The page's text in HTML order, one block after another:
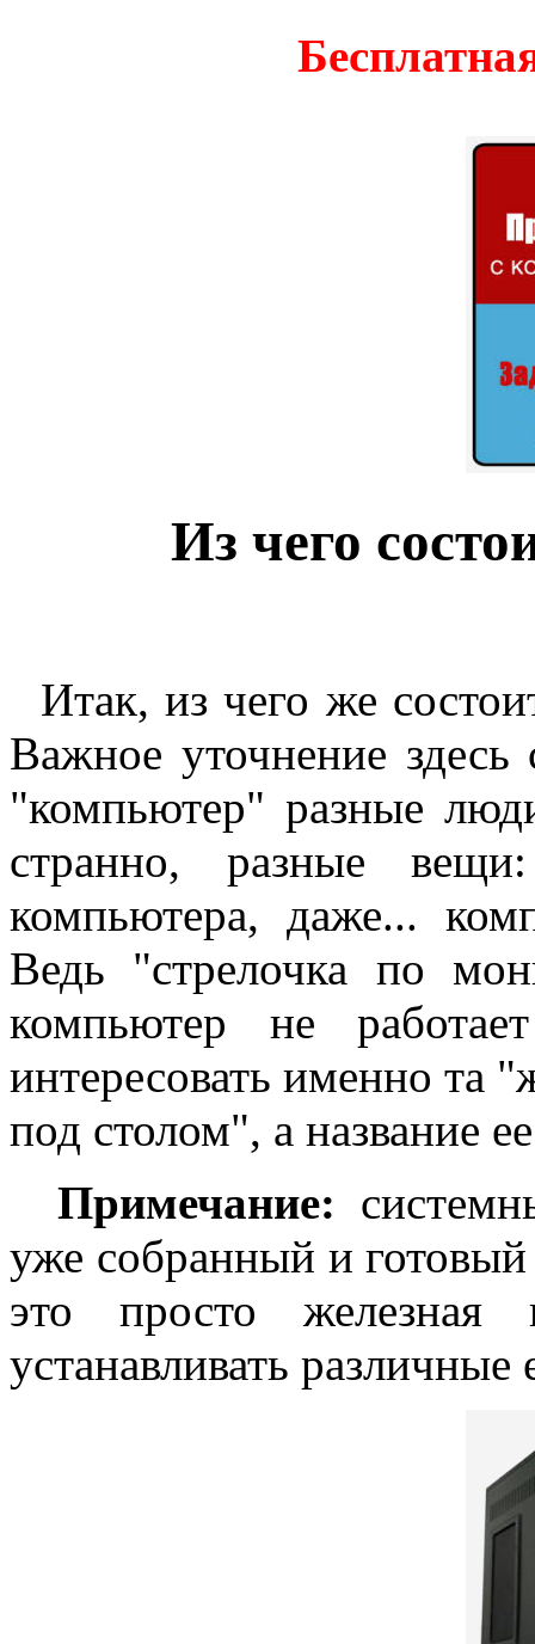
Из чего
Итак, из чего же
Важное уточнение
"компьютер" разные
странно, разные
компьютера, даже...
Ведь "стрелочка по
компьютер не
интересовать именно та
под столом", а название
Примечание:
уже собранный и
это просто
устанавливать